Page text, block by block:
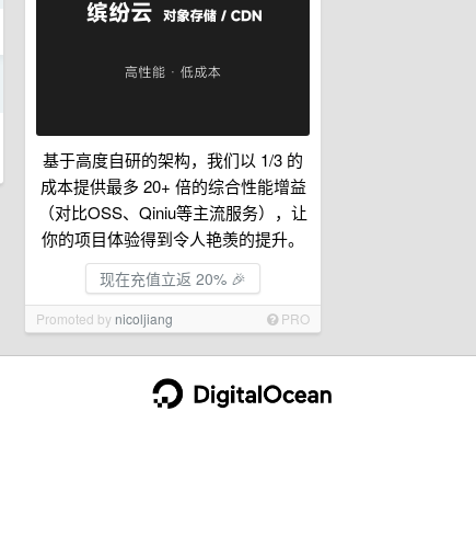
基于高度自研的架构，我们以 1/3 的
成本提供最多 20+ 倍的综合性能增益
（对比OSS、Qiniu等主流服务），让
你的项目体验得到令人艳羡的提升。
现在充值立返 20% 🎉
Promoted by nicoljiang PRO